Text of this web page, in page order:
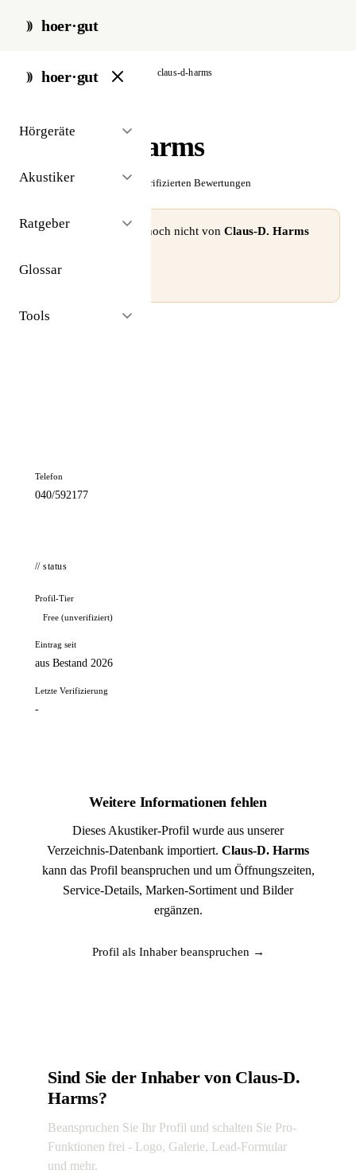
hoer·gut
hoer·gut
Hörgeräte
Akustiker
Ratgeber
Glossar
Tools
start / akustiker / hamburg claus-d-harms
Claus-D. Harms
☆☆☆☆☆ Noch keine verifizierten Bewertungen
⚠ Dieses Profil wurde noch nicht von Claus-D. Harms
Profil beanspruchen →
Telefon
040/592177
// status
Profil-Tier
Free (unverifiziert)
Eintrag seit
aus Bestand 2026
Letzte Verifizierung
-
Weitere Informationen fehlen
Dieses Akustiker-Profil wurde aus unserer
Verzeichnis-Datenbank importiert. Claus-D. Harms
kann das Profil beanspruchen und um Öffnungszeiten,
Service-Details, Marken-Sortiment und Bilder
ergänzen.
Profil als Inhaber beanspruchen →
Sind Sie der Inhaber von Claus-D.
Harms?
Beanspruchen Sie Ihr Profil und schalten Sie Pro-
Funktionen frei - Logo, Galerie, Lead-Formular
und mehr.